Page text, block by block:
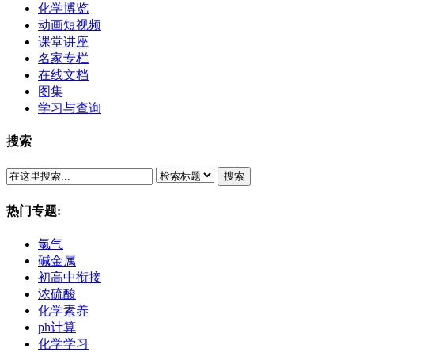
化学博览
动画短视频
课堂讲座
名家专栏
在线文档
图集
学习与查询
搜索
搜索
热门专题:
氯气
碱金属
初高中衔接
浓硫酸
化学素养
ph计算
化学学习